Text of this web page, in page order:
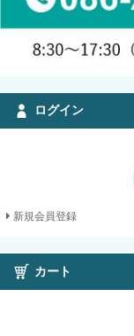
ログイン
新規会員登録
カート